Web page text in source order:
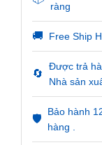
ràng
🚚 Free Ship
🔄
Được trả
Nhà sản
🛡️
Bảo hành
hàng .